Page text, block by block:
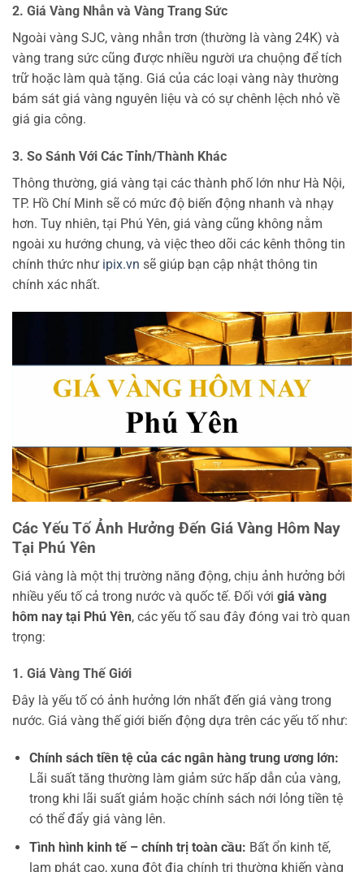
2. Giá Vàng Nhẫn và Vàng Trang Sức
Ngoài vàng SJC, vàng nhẫn trơn (thường là vàng 24K) và
vàng trang sức cũng được nhiều người ưa chuộng để tích
trữ hoặc làm quà tặng. Giá của các loại vàng này thường
bám sát giá vàng nguyên liệu và có sự chênh lệch nhỏ về
giá gia công.
3. So Sánh Với Các Tỉnh/Thành Khác
Thông thường, giá vàng tại các thành phố lớn như Hà Nội,
TP. Hồ Chí Minh sẽ có mức độ biến động nhanh và nhạy
hơn. Tuy nhiên, tại Phú Yên, giá vàng cũng không nằm
ngoài xu hướng chung, và việc theo dõi các kênh thông tin
chính thức như ipix.vn sẽ giúp bạn cập nhật thông tin
chính xác nhất.
Các Yếu Tố Ảnh Hưởng Đến Giá Vàng Hôm Nay
Tại Phú Yên
Giá vàng là một thị trường năng động, chịu ảnh hưởng bởi
nhiều yếu tố cả trong nước và quốc tế. Đối với giá vàng
hôm nay tại Phú Yên, các yếu tố sau đây đóng vai trò quan
trọng:
1. Giá Vàng Thế Giới
Đây là yếu tố có ảnh hưởng lớn nhất đến giá vàng trong
nước. Giá vàng thế giới biến động dựa trên các yếu tố như:
Chính sách tiền tệ của các ngân hàng trung ương lớn:
Lãi suất tăng thường làm giảm sức hấp dẫn của vàng,
trong khi lãi suất giảm hoặc chính sách nới lỏng tiền tệ
có thể đẩy giá vàng lên.
Tình hình kinh tế – chính trị toàn cầu: Bất ổn kinh tế,
lạm phát cao, xung đột địa chính trị thường khiến vàng